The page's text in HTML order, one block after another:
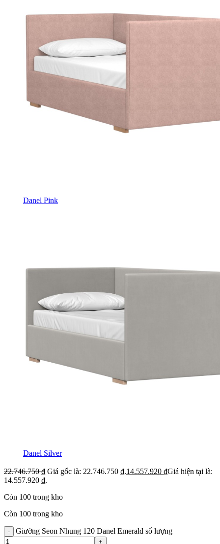
Danel Pink
Danel Silver
22.746.750₫ Giá gốc là: 22.746.750 ₫.14.557.920 ₫Giá hiện tại là:
14.557.920 ₫.
Còn 100 trong kho
Còn 100 trong kho
Giường Seon Nhung 120 Danel Emerald số lượng